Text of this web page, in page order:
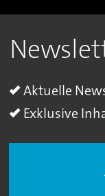
Aktuelle
Exklusive